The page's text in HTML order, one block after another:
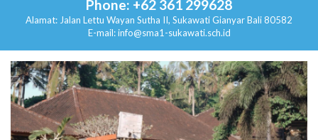
Phone: +62 361 299628
Alamat: Jalan Lettu Wayan Sutha II, SukawatiGianyar Bali 80582
E-mail: info@sma1-sukawati.sch.id